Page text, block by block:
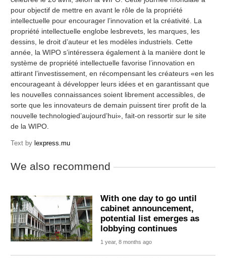
pour objectif de mettre en avant le rôle de la propriété
intellectuelle pour encourager l’innovation et la créativité. La
propriété intellectuelle englobe lesbrevets, les marques, les
dessins, le droit d’auteur et les modèles industriels. Cette
année, la WIPO s’intéressera également à la manière dont le
système de propriété intellectuelle favorise l’innovation en
attirant l’investissement, en récompensant les créateurs «en les
encourageant à développer leurs idées et en garantissant que
les nouvelles connaissances soient librement accessibles, de
sorte que les innovateurs de demain puissent tirer profit de la
nouvelle technologied’aujourd’hui», fait-on ressortir sur le site
de la WIPO.
Text by lexpress.mu
We also recommend
With one day to go until
cabinet announcement,
potential list emerges as
lobbying continues
1 year, 8 months ago